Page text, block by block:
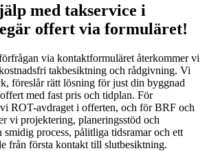
med takservice i
offert via formuläret!
via kontaktformuläret återkommer vi
takbesiktning och rådgivning. Vi
föreslår rätt lösning för just din byggnad
med fast pris och tidplan. För
ROT-avdraget i offerten, och för BRF och
vi projektering, planeringsstöd och
process, pålitliga tidsramar och ett
från första kontakt till slutbesiktning.